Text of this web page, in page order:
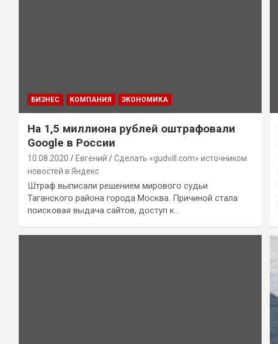
БИЗНЕС КОМПАНИЯ ЭКОНОМИКА
На 1,5 миллиона рублей оштрафовали
Google в России
10.08.2020 Евгений
Сделать «gudvill.com» источником
новостей в Яндекс
Штраф выписали решением мирового судьи
Таганского района города Москва. Причиной стала
поисковая выдача сайтов, доступ к…